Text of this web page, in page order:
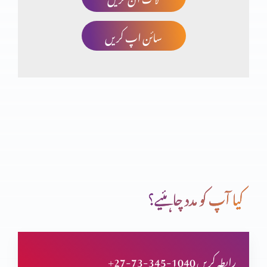
صلیب پر کفارہ
انبیاء و بزرگ – الیشع نبی
سائن اپ کریں
کیا آپ کو مدد چاہئیے؟
+27-73-345-1040 رابطہ کریں